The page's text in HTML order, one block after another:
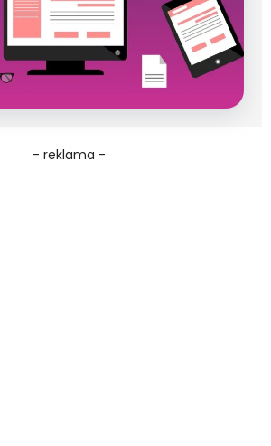
- reklama -